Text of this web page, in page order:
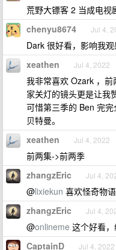
荒野大镖客 2 当成电视
chenyu8674 Jul 4,
Dark 很好看，影响我
xeathen Jul 4, 2022
我非常喜欢 Ozark ，
家关灯的镜头更是让我
可惜第三季的 Ben 完
贝特曼。
xeathen Jul 4, 2022
前两集->前两季
zhangzEric Jul 4,
@lixiekun 喜欢怪奇物
zhangzEric Jul 4,
@onlineme 这个好看
CaptainD Jul 4, 2022